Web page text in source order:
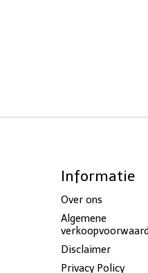
Informatie
Over ons
Algemene
Disclaimer
Privacy Policy